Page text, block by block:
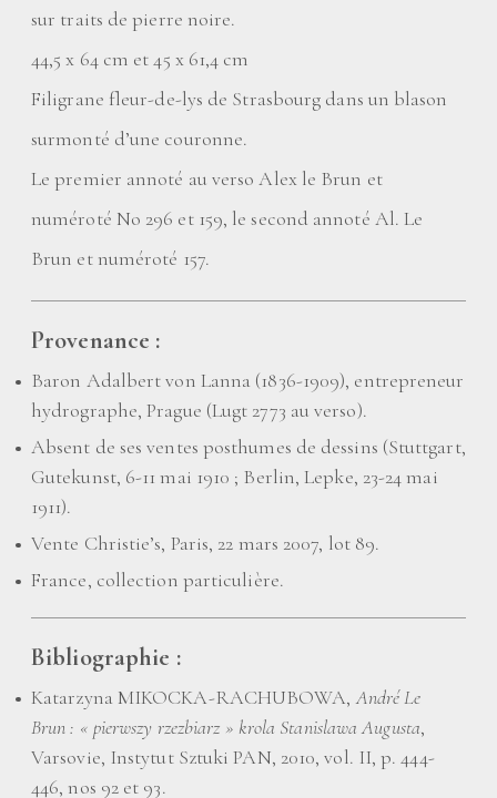
sur traits de pierre noire.
44,5 x 64 cm et 45 x 61,4 cm
Filigrane fleur-de-lys de Strasbourg dans un blason
surmonté d’une couronne.
Le premier annoté au verso Alex le Brun et
numéroté No 296 et 159, le second annoté Al. Le
Brun et numéroté 157.
Provenance :
Baron Adalbert von Lanna (1836-1909), entrepreneur
hydrographe, Prague (Lugt 2773 au verso).
Absent de ses ventes posthumes de dessins (Stuttgart,
Gutekunst, 6-11 mai 1910 ; Berlin, Lepke, 23-24 mai
1911).
Vente Christie’s, Paris, 22 mars 2007, lot 89.
France, collection particulière.
Bibliographie :
Katarzyna MIKOCKA-RACHUBOWA,André Le
Brun : « pierwszy rzezbiarz » krola Stanislawa Augusta,
Varsovie, Instytut Sztuki PAN, 2010, vol. II, p. 444-
446, nos 92 et 93.